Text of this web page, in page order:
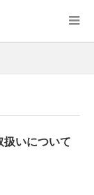
扱いについて